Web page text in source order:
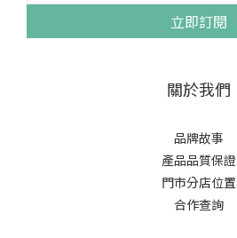
立即訂閱
關於我們
品牌故事
產品品質保證
門市分店位置
合作查詢